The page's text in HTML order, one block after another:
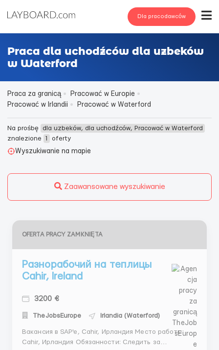
Dla pracodawców
Praca dla uchodźców dla uzbeków
w Waterford
Praca za granicą
Pracować w Europie
Pracować w Irlandii
Pracować w Waterford
Na prośbę dla uzbeków, dla uchodźców, Pracować w Waterford
znalezione
1
oferty
Wyszukiwanie na mapie
Zaawansowane wyszukiwanie
OFERTA PRACY ZAMKNIĘTA
Разнорабочий на теплицы
Cahir, Ireland
3200 €
TheJobsEurope Irlandia (Waterford)
Вакансия в SAP'e, Cahir, Ирландия Место работы:
Cahir, Ирландия Обязанности: Следить за